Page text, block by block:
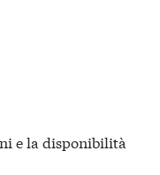
e la disponibilità